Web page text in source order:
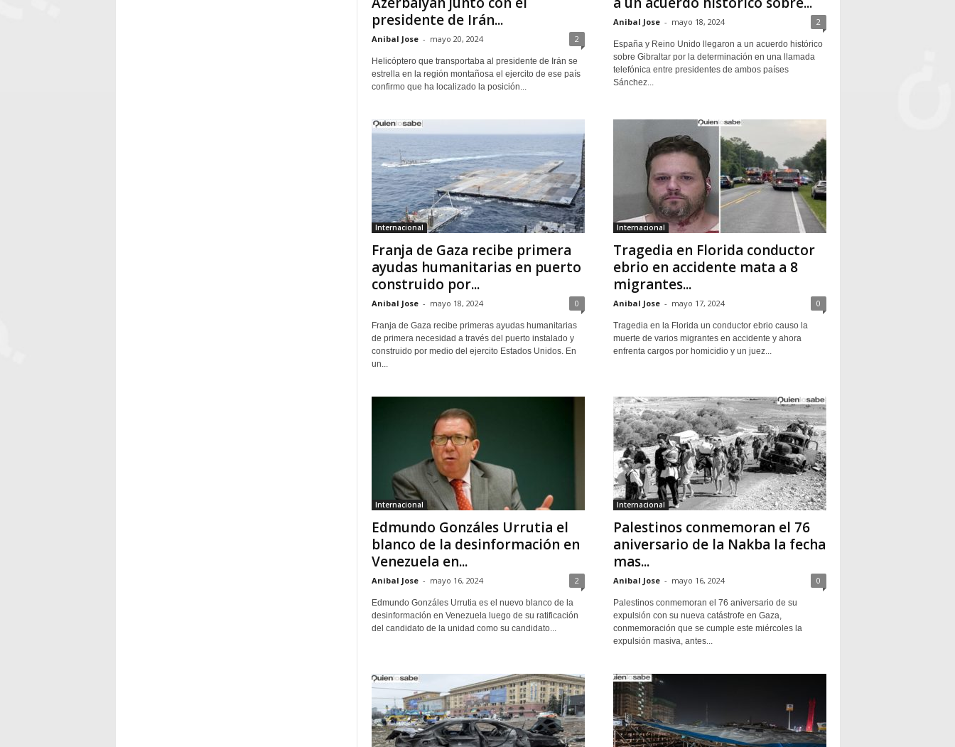
presidente de Irán...
Anibal Jose - mayo 20, 2024 2
Helicóptero que transportaba al presidente de Irán se
estrella en la región montañosa el ejercito de ese país
confirmo que ha localizado la posición...
Anibal Jose - mayo 18, 2024 2
España y Reino Unido llegaron a un acuerdo histórico
sobre Gibraltar por la determinación en una llamada
telefónica entre presidentes de ambos países
Sánchez...
Internacional
Franja de Gaza recibe primera
ayudas humanitarias en puerto
construido por...
Anibal Jose - mayo 18, 2024 0
Franja de Gaza recibe primeras ayudas humanitarias
de primera necesidad a través del puerto instalado y
construido por medio del ejercito Estados Unidos. En
un...
Internacional
Tragedia en Florida conductor
ebrio en accidente mata a 8
migrantes...
Anibal Jose - mayo 17, 2024 0
Tragedia en la Florida un conductor ebrio causo la
muerte de varios migrantes en accidente y ahora
enfrenta cargos por homicidio y un juez...
Internacional
Edmundo Gonzáles Urrutia el
blanco de la desinformación en
Venezuela en...
Anibal Jose - mayo 16, 2024 2
Edmundo Gonzáles Urrutia es el nuevo blanco de la
desinformación en Venezuela luego de su ratificación
del candidato de la unidad como su candidato...
Internacional
Palestinos conmemoran el 76
aniversario de la Nakba la fecha
mas...
Anibal Jose - mayo 16, 2024 0
Palestinos conmemoran el 76 aniversario de su
expulsión con su nueva catástrofe en Gaza,
conmemoración que se cumple este miércoles la
expulsión masiva, antes...